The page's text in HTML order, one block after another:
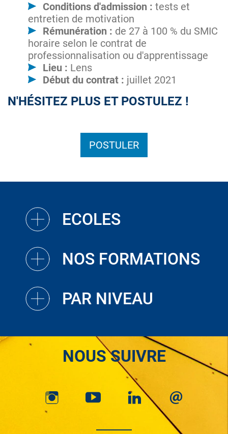
Conditions d'admission : tests et
entretien de motivation
Rémunération : de 27 à 100 % du SMIC
horaire selon le contrat de
professionnalisation ou d'apprentissage
Lieu : Lens
Début du contrat : juillet 2021
N'HÉSITEZ PLUS ET POSTULEZ !
POSTULER
ECOLES
NOS FORMATIONS
PAR NIVEAU
NOUS SUIVRE